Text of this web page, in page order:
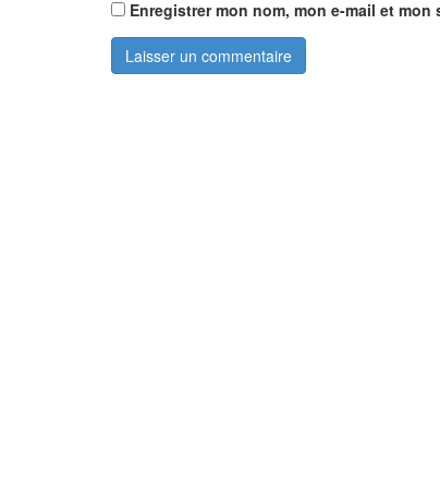
Enregistrer mon nom, mon e-mail et